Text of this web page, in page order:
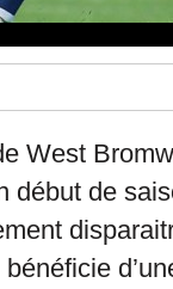
West
début de